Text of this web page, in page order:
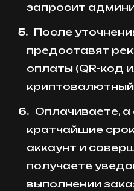
запросит
После
предоставят
оплаты (QR-код
Оплачиваете,
кратчайшие
аккаунт и
получаете
выполнении